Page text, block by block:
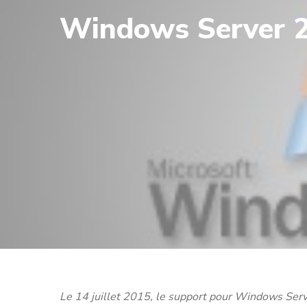
Windows Server
Le 14 juillet 2015, le support pour Windows